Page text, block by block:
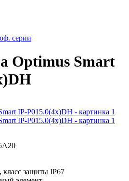
серии
Optimus Smart
класс защиты IР67